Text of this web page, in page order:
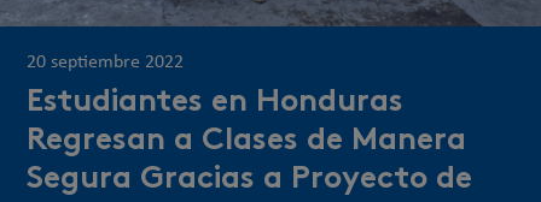
20 septiembre 2022
Estudiantes en Honduras
Regresan a Clases de Manera
Segura Gracias a Proyecto de